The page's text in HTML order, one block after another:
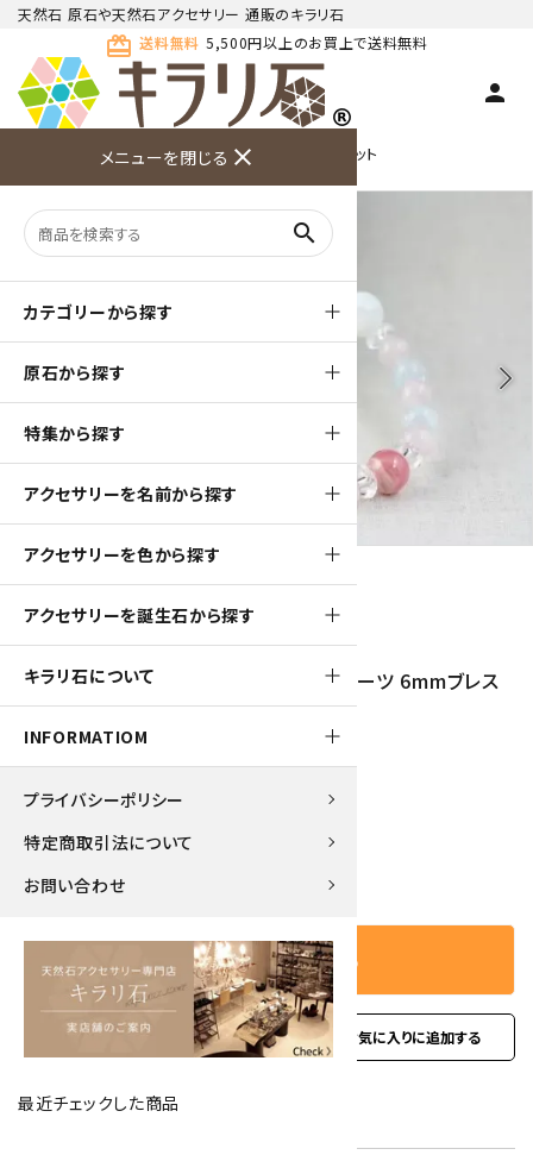
天然石 原石や天然石アクセサリー 通販のキラリ石
card_giftcard 送料無料 5,500円以上のお買上で送料無料
person
わせ ド
メニューを閉じる close
search
カテゴリーから探す
原石から探す
特集から探す
アクセサリーを名前から探す
アクセサリーを色から探す
アクセサリーを誕生石から探す
キラリ石について
INFORMATIOM
プライバシーポリシー
特定商取引法について
お問い合わせ
最近チェックした商品
天然石ブレスレット デザイン ブレスレット
arrow_back_ios arrow_forward_ios
360pt
インカローズ＆アクアマリン＆ローズクォーツ 6mmブレス
3,600円(税込)
カートに入れる
お問い合わせ favorite
型番: dgbl-111